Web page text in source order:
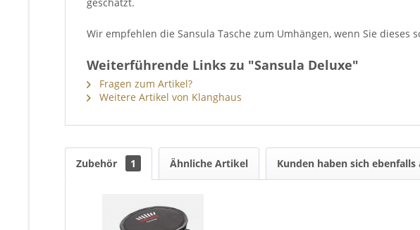
Wir empfehlen die Sansula Tasche zum Umhängen, wenn Sie
Weiterführende Links zu "Sansula Deluxe"
Fragen zum Artikel?
Weitere Artikel von Klanghaus
Zubehör 1 Ähnliche Artikel Kunden haben sich ebenfalls